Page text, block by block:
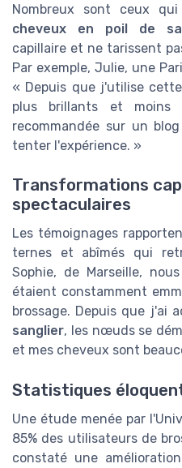
Nombreux sont ceux
cheveux en poil de
capillaire et ne tarissent
Par exemple, Julie, une
« Depuis que j'utilise
plus brillants et moins
recommandée sur un
tenter l'expérience. »
Transformations
spectaculaires
Les témoignages
ternes et abîmés qui
Sophie, de Marseille,
étaient constamment
brossage. Depuis que j'ai
sanglier, les nœuds se
et mes cheveux sont
Statistiques
Une étude menée par
85% des utilisateurs de
constaté une